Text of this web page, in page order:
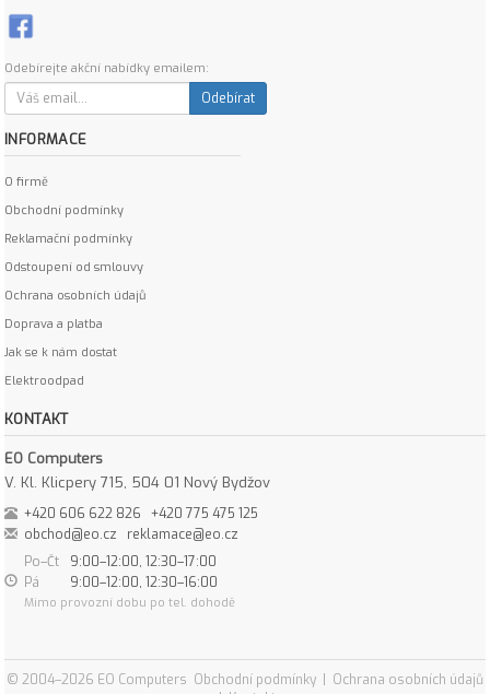
Odebírejte akční nabídky emailem:
Odebírat
INFORMACE
O firmě
Obchodní podmínky
Reklamační podmínky
Odstoupení od smlouvy
Ochrana osobních údajů
Doprava a platba
Jak se k nám dostat
Elektroodpad
KONTAKT
EO Computers
V. Kl. Klicpery 715, 504 01 Nový Bydžov
+420 606 622 826
+420 775 475 125
obchod@eo.cz
reklamace@eo.cz
Po–Čt
9:00–12:00, 12:30–17:00
Pá
9:00–12:00, 12:30–16:00
Mimo provozní dobu po tel. dohodě
© 2004–2026 EO Computers Obchodní podmínky
Ochrana osobních údajů